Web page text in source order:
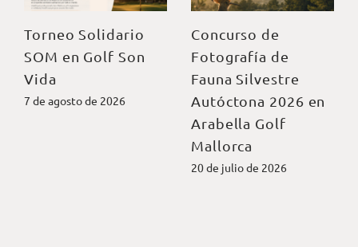
Torneo Solidario
SOM en Golf Son
Vida
7 de agosto de 2026
Concurso de
Fotografía de
Fauna Silvestre
Autóctona 2026 en
Arabella Golf
Mallorca
20 de julio de 2026